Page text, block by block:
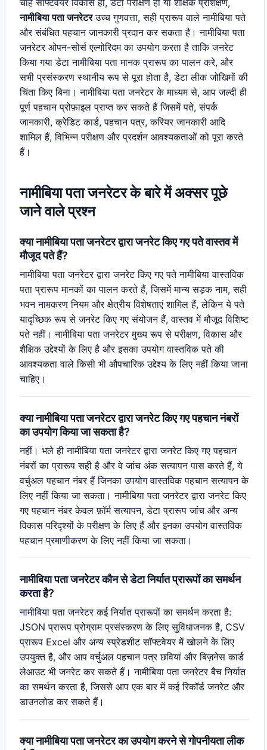
चाहे सॉफ्टवेयर विकास हो, डेटा परीक्षण हो या शैक्षिक प्रशिक्षण,
नामीबिया पता जनरेटरउच्च गुणवत्ता, सही प्रारूप वाले नामीबिया पते
और संबंधित पहचान जानकारी प्रदान कर सकता है। नामीबिया पता
जनरेटर ओपन-सोर्स एल्गोरिदम का उपयोग करता है ताकि जनरेट
किया गया डेटा नामीबिया पता मानक प्रारूप का पालन करे, और
सभी प्रसंस्करण स्थानीय रूप से पूरा होता है, डेटा लीक जोखिमों की
चिंता किए बिना। नामीबिया पता जनरेटर के माध्यम से, आप जल्दी ही
पूर्ण पहचान प्रोफ़ाइल प्राप्त कर सकते हैं जिसमें पते, संपर्क
जानकारी, क्रेडिट कार्ड, पहचान पत्र, करियर जानकारी आदि
शामिल हैं, विभिन्न परीक्षण और प्रदर्शन आवश्यकताओं को पूरा करते
हैं।
नामीबिया पता जनरेटर के बारे में अक्सर पूछे
जाने वाले प्रश्न
क्या नामीबिया पता जनरेटर द्वारा जनरेट किए गए पते वास्तव में
मौजूद पते हैं?
नामीबिया पता जनरेटर द्वारा जनरेट किए गए पते नामीबिया वास्तविक
पता प्रारूप मानकों का पालन करते हैं, जिसमें मान्य सड़क नाम, सही
भवन नामकरण नियम और क्षेत्रीय विशेषताएं शामिल हैं, लेकिन ये पते
यादृच्छिक रूप से जनरेट किए गए संयोजन हैं, वास्तव में मौजूद विशिष्ट
पते नहीं। नामीबिया पता जनरेटर मुख्य रूप से परीक्षण, विकास और
शैक्षिक उद्देश्यों के लिए है और इसका उपयोग वास्तविक पते की
आवश्यकता वाले किसी भी औपचारिक उद्देश्य के लिए नहीं किया जाना
चाहिए।
क्या नामीबिया पता जनरेटर द्वारा जनरेट किए गए पहचान नंबरों
का उपयोग किया जा सकता है?
नहीं। भले ही नामीबिया पता जनरेटर द्वारा जनरेट किए गए पहचान
नंबरों का प्रारूप सही है और वे जांच अंक सत्यापन पास करते हैं, ये
वर्चुअल पहचान नंबर हैं जिनका उपयोग वास्तविक पहचान सत्यापन के
लिए नहीं किया जा सकता। नामीबिया पता जनरेटर द्वारा जनरेट किए
गए पहचान नंबर केवल फ़ॉर्म सत्यापन, डेटा प्रारूप जांच और अन्य
विकास परिदृश्यों के परीक्षण के लिए हैं और इनका उपयोग वास्तविक
पहचान प्रमाणीकरण के लिए नहीं किया जा सकता।
नामीबिया पता जनरेटर कौन से डेटा निर्यात प्रारूपों का समर्थन
करता है?
नामीबिया पता जनरेटर कई निर्यात प्रारूपों का समर्थन करता है:
JSON प्रारूप प्रोग्राम प्रसंस्करण के लिए सुविधाजनक है, CSV
प्रारूप Excel और अन्य स्प्रेडशीट सॉफ्टवेयर में खोलने के लिए
उपयुक्त है, और आप वर्चुअल पहचान पत्र छवियां और बिज़नेस कार्ड
लेआउट भी जनरेट कर सकते हैं। नामीबिया पता जनरेटर बैच निर्यात
का समर्थन करता है, जिससे आप एक बार में कई रिकॉर्ड जनरेट और
डाउनलोड कर सकते हैं।
क्या नामीबिया पता जनरेटर का उपयोग करने से गोपनीयता लीक